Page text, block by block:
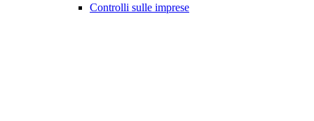
Controlli sulle imprese